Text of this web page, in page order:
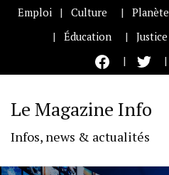
Emploi Culture Planète
Éducation
Justice
Le Magazine Info
Infos, news & actualités